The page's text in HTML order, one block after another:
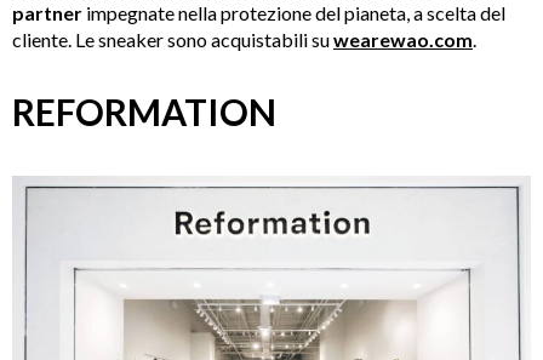
partner impegnate nella protezione del pianeta, a scelta del
cliente. Le sneaker sono acquistabili suwearewao.com.
REFORMATION